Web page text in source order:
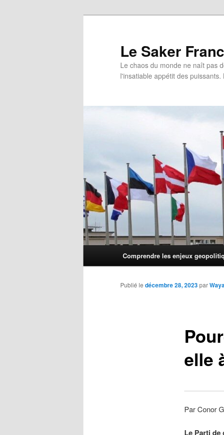
Le Saker
Le chaos du monde ne naît pas
l'insatiable appétit des
Comprendre les enjeux
elle
Publié le décembre 28, 2023par
Par Conor
Le Parti de